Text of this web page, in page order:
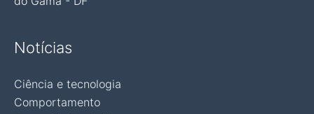
Notícias
Ciência e tecnologia
Comportamento